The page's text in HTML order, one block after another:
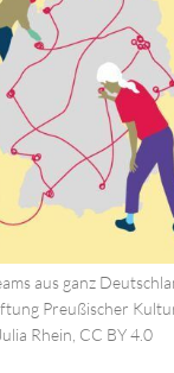
aus ganz
Preußischer
Rhein, CC BY 4.0